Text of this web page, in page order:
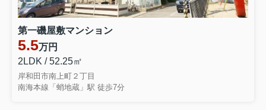
第1回【イエサポ住まい支援コラム】
【イエサポ住まい支援コラム】第1回 社会福祉協議会様
で講演しました 「住宅セーフティネット制度 ～住まいを
失う前にできること～」 先日、貝塚市社会福祉協議会様
で、職員の皆さまを対象に「住宅セーフティネット制度
～住まいを失う前にできること～」をテーマとした講演
を行いました。講演では、住まいを失...
第一磯屋敷マンション
5.5万円
2LDK / 52.25㎡
岸和田市南上町２丁目
南海本線「蛸地蔵」駅 徒歩7分